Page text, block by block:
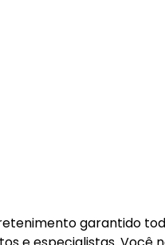
garantido